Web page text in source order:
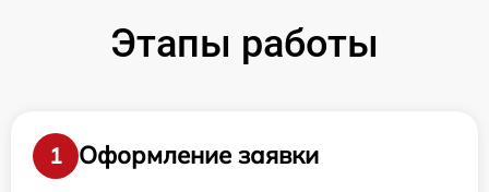
Этапы работы
1
Оформление заявки